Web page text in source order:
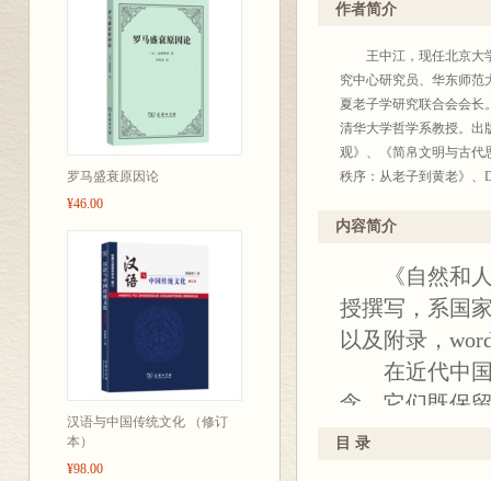
罗马盛衰原因论
¥46.00
汉语与中国传统文化 （修订
本）
¥98.00
作者简介
王中江，现任北京大学
究中心研究员、华东师范
夏老子学研究联合会会长
清华大学哲学系教授。
观》、《简帛文明与古代
秩序：从老子到黄老》、
前沿丛书”、“出土文献与
内容简介
《自然和人
授撰写，系国
以及附录，
在近代中国
念，它们既保
是时代变迁和
目 录